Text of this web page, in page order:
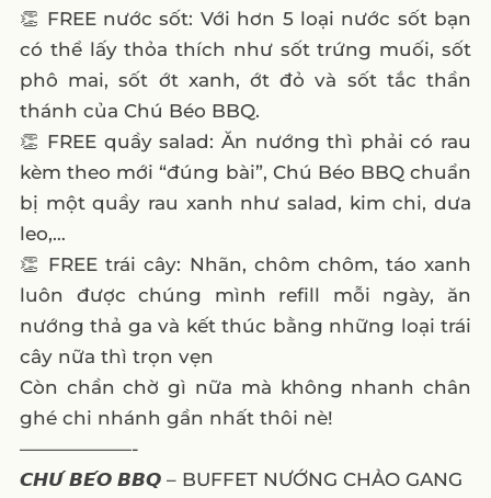
👏 FREE nước sốt: Với hơn 5 loại nước sốt bạn
có thể lấy thỏa thích như sốt trứng muối, sốt
phô mai, sốt ớt xanh, ớt đỏ và sốt tắc thần
thánh của Chú Béo BBQ.
👏 FREE quầy salad: Ăn nướng thì phải có rau
kèm theo mới “đúng bài”, Chú Béo BBQ chuẩn
bị một quầy rau xanh như salad, kim chi, dưa
leo,…
👏 FREE trái cây: Nhãn, chôm chôm, táo xanh
luôn được chúng mình refill mỗi ngày, ăn
nướng thả ga và kết thúc bằng những loại trái
cây nữa thì trọn vẹn
Còn chần chờ gì nữa mà không nhanh chân
ghé chi nhánh gần nhất thôi nè!
——————-
𝘾𝙃𝙐́ 𝘽𝙀́𝙊 𝘽𝘽𝙌 – BUFFET NƯỚNG CHẢO GANG